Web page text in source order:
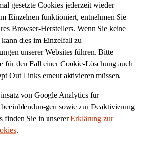
gesetzte Cookies jederzeit wieder
Einzelnen funktioniert, entnehmen Sie
Browser-Herstellers. Wenn Sie keine
dies im Einzelfall zu
unserer Websites führen. Bitte
für den Fall einer Cookie-Löschung auch
Out Links erneut aktivieren müssen.
von Google Analytics für
gen sowie zur Deaktivierung
finden Sie in unsererErklärung zur
.